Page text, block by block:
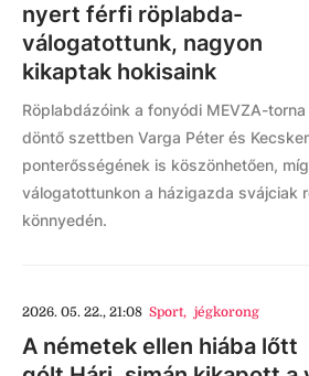
nyert férfi röplabda-
válogatottunk, nagyon
kikaptak hokisaink
Röplabdázóink a fonyódi MEVZA-
döntő szettben Varga Péter és
ponterősségének is köszönhetően,
válogatottunkon a házigazda svájciak
könnyedén.
2026. 05. 22., 21:08 Sport, jégkorong
A németek ellen hiába lőtt